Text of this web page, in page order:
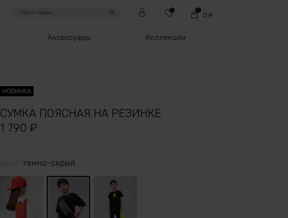
0 0
0₽
Аксессуары Коллекции
СУМКА ПОЯСНАЯ НА РЕЗИНКЕ
1 790 ₽
темно-серый